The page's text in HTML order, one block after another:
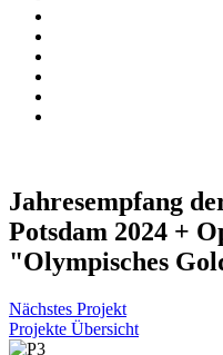
Jahresempfang
Potsdam 2024 +
"Olympisches
Nächstes Projekt
Projekte Übersicht